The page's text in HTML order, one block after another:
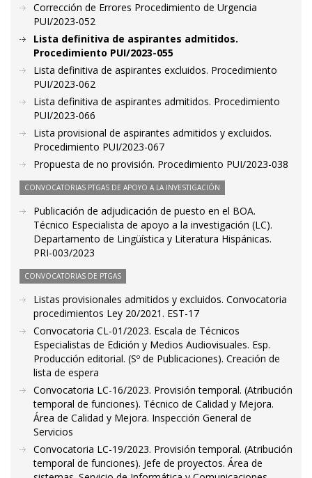
Corrección de Errores Procedimiento de Urgencia
PUI/2023-052
Lista definitiva de aspirantes admitidos.
Procedimiento PUI/2023-055
Lista definitiva de aspirantes excluidos. Procedimiento
PUI/2023-062
Lista definitiva de aspirantes admitidos. Procedimiento
PUI/2023-066
Lista provisional de aspirantes admitidos y excluidos.
Procedimiento PUI/2023-067
Propuesta de no provisión. Procedimiento PUI/2023-038
CONVOCATORIAS PTGAS DE APOYO A LA INVESTIGACIÓN
Publicación de adjudicación de puesto en el BOA.
Técnico Especialista de apoyo a la investigación (LC).
Departamento de Lingüística y Literatura Hispánicas.
PRI-003/2023
CONVOCATORIAS DE PTGAS
Listas provisionales admitidos y excluidos. Convocatoria
procedimientos Ley 20/2021. EST-17
Convocatoria CL-01/2023. Escala de Técnicos
Especialistas de Edición y Medios Audiovisuales. Esp.
Producción editorial. (Sº de Publicaciones). Creación de
lista de espera
Convocatoria LC-16/2023. Provisión temporal. (Atribución
temporal de funciones). Técnico de Calidad y Mejora.
Área de Calidad y Mejora. Inspección General de
Servicios
Convocatoria LC-19/2023. Provisión temporal. (Atribución
temporal de funciones). Jefe de proyectos. Área de